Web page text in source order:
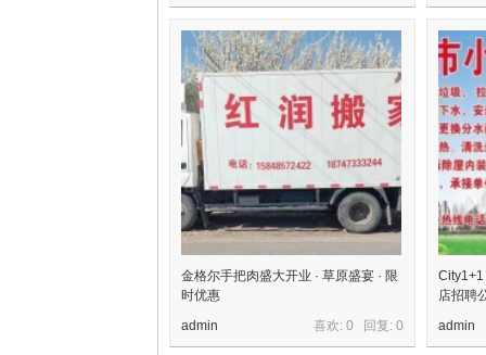
金格尔手把肉盛大开业 · 草原盛宴 · 限
时优惠
喜欢: 0 回复: 0
admin
店招聘
admin